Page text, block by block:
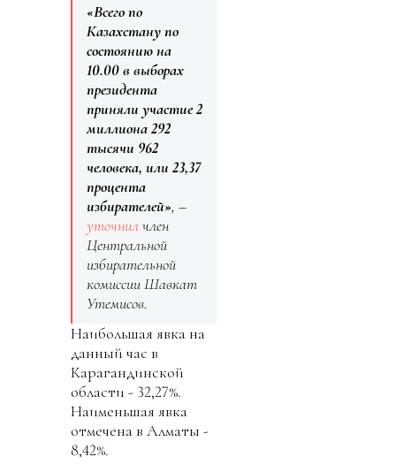
«Всего по
Казахстану по
состоянию на
10.00 в выборах
президента
приняли участие 2
миллиона 292
тысячи 962
человека, или 23,37
процента
избирателей», –
уточнилчлен
Центральной
избирательной
комиссии Шавкат
Утемисов.
Наибольшая явка на
данный час в
Карагандинской
области - 32,27%.
Наименьшая явка
отмечена в Алматы -
8,42%.